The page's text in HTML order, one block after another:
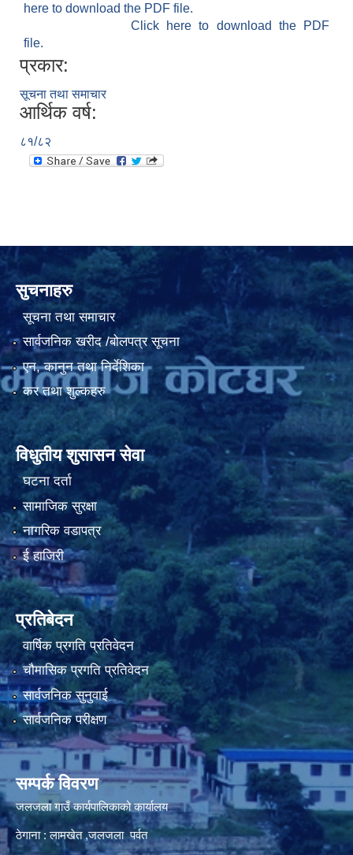
here to download the PDF file.
Click here to download the PDF
file.
प्रकार:
सूचना तथा समाचार
आर्थिक वर्ष:
८१/८२
सुचनाहरु
सूचना तथा समाचार
सार्वजनिक खरीद /बोलपत्र सूचना
एन, कानुन तथा निर्देशिका
कर तथा शुल्कहरु
विधुतीय शुसासन सेवा
घटना दर्ता
सामाजिक सुरक्षा
नागरिक वडापत्र
ई हाजिरी
प्रतिबेदन
वार्षिक प्रगति प्रतिवेदन
चौमासिक प्रगति प्रतिवेदन
सार्वजनिक सुनुवाई
सार्वजनिक परीक्षण
सम्पर्क विवरण
जलजला गाउँ कार्यपालिकाको कार्यालय
ठेगाना : लामखेत ,जलजला पर्वत